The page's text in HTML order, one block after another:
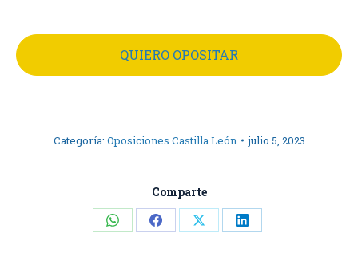
QUIERO OPOSITAR
Categoría: Oposiciones Castilla León julio 5, 2023
Comparte
Share Share Share Share